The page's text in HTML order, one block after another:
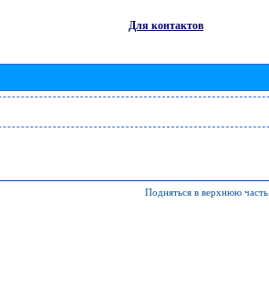
Для контактов
Подняться в верхнюю часть